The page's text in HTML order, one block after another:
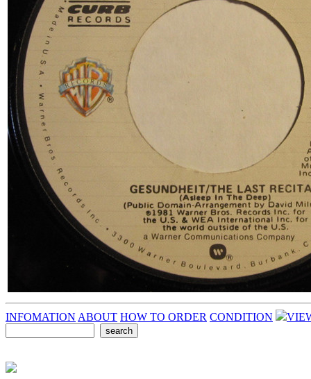
INFOMATION ABOUT HOW TO ORDER CONDITION